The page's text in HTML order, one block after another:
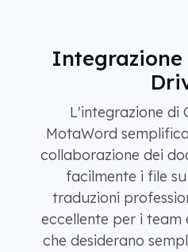
Integrazione
L'integrazione di
MotaWord
collaborazione dei
facilmente i file
traduzioni
eccellente per i team
che desiderano